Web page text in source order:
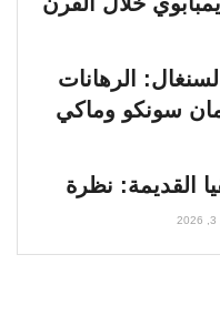
الرهانات
سونكو وماكي
القديمة: نظرة